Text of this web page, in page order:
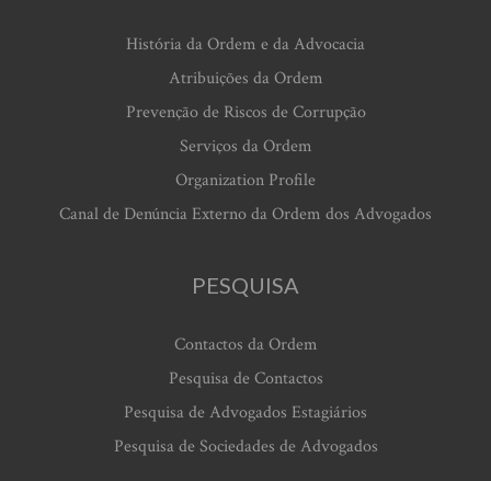
História da Ordem e da Advocacia
Atribuições da Ordem
Prevenção de Riscos de Corrupção
Serviços da Ordem
Organization Profile
Canal de Denúncia Externo da Ordem dos Advogados
PESQUISA
Contactos da Ordem
Pesquisa de Contactos
Pesquisa de Advogados Estagiários
Pesquisa de Sociedades de Advogados